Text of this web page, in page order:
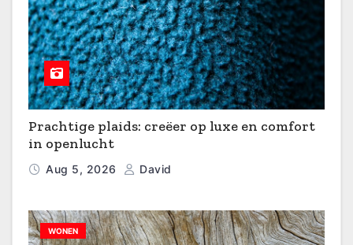
Prachtige plaids: creëer op luxe en comfort
in openlucht
Aug 5, 2026 David
WONEN